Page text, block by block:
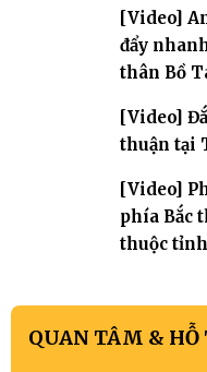
[Video]
đẩy
thân Bồ
[Video]
thuận tại
[Video]
phía Bắc
thuộc
QUAN TÂM & HỖ